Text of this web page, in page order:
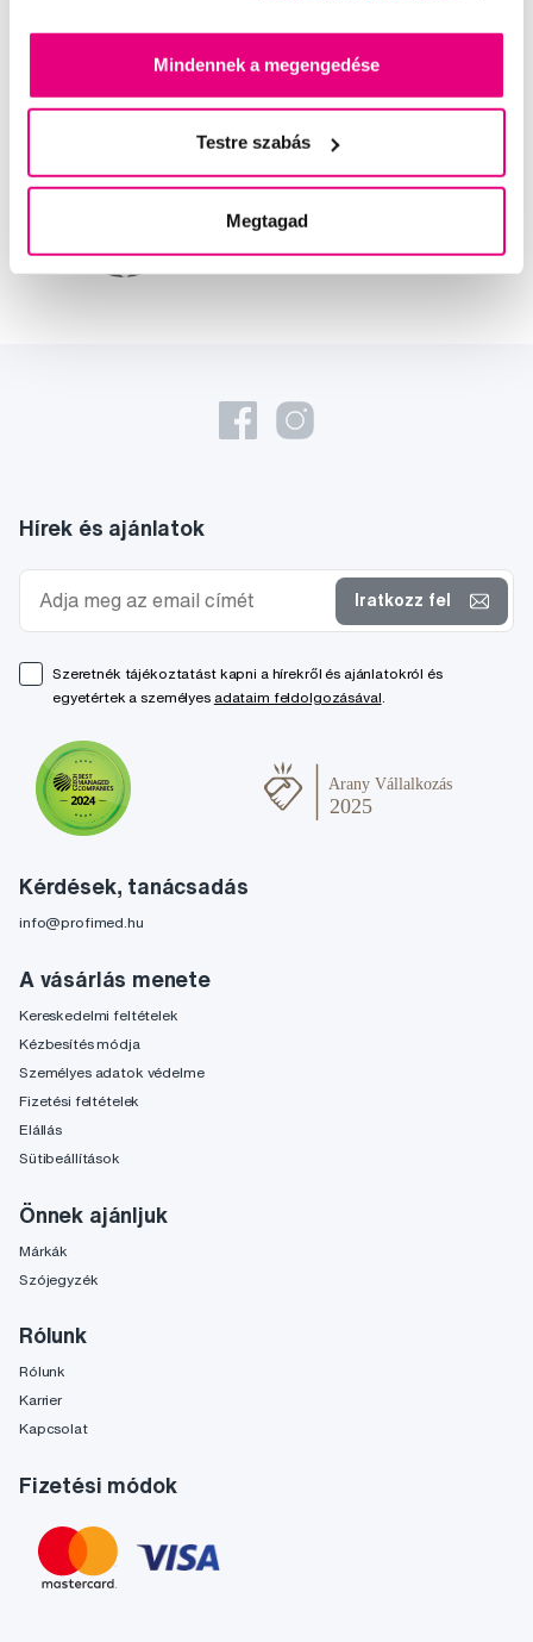
Mindennek a megengedése
Testre szabás
Megtagad
oktató
a Profimed fogorvosa, Lioral Fogászati
és Szájsebészeti Klinika
Kérdések, tanácsadás
info@profimed.hu
A vásárlás menete
Kereskedelmi feltételek
Kézbesítés módja
Személyes adatok védelme
Fizetési feltételek
Elállás
Sütibeállítások
Önnek ajánljuk
Márkák
Szójegyzék
Rólunk
Rólunk
Karrier
Kapcsolat
Fizetési módok
Hírek és ajánlatok
Iratkozz fel
Szeretnék tájékoztatást kapni a hírekről és ajánlatokról és
egyetértek a személyes adataim feldolgozásával